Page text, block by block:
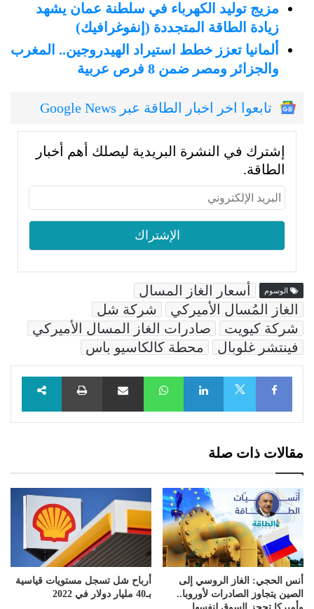
مزيج توليد الكهرباء في سلطنة عمان يشهد
زيادة الطاقة المتجددة (إنفوغرافيك)
ألمانيا تعزز خطط استيراد الهيدروجين.. المغرب
والجزائر ومصر ضمن 8 فرص عربية
تابعوا اخر اخبار الطاقة عبر Google News
إشترك في النشرة البريدية ليصلك أهم أخبار
الطاقة.
الوسوم
أسعار الغاز المسال
الغاز المُسال الأميركي
شركة شل
شركة كيويت
صادرات الغاز المسال الأميركي
فينتشر غلوبال
محطة كالكاسيو باس
Facebook
LinkedIn
WhatsAppمشاركة عبر البريد طباعة
مقالات ذات صلة
أنس الحجي: الغاز الروسي إلى
الصين يتجاوز الصادرات لأوروبا..
أرباح شل تسجل مستويات قياسية
بـ40 مليار دولار في 2022